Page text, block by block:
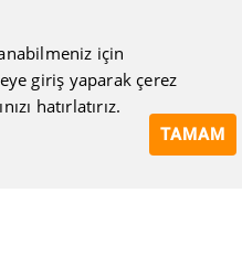
için
giriş yaparak çerez
hatırlatırız.
TAMAM